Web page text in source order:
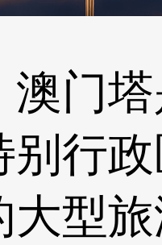
澳门
别行
大型